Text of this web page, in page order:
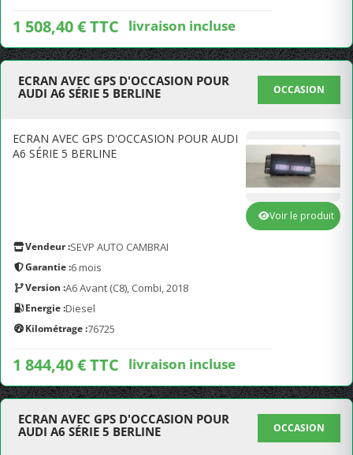
1 508,40 € TTC livraison incluse
ECRAN AVEC GPS D'OCCASION POUR
AUDI A6 SÉRIE 5 BERLINE
OCCASION
ECRAN AVEC GPS D'OCCASION POUR AUDI
A6 SÉRIE 5 BERLINE
Vendeur :SEVP AUTO CAMBRAI
Garantie :6 mois
Version :A6 Avant (C8), Combi, 2018
Energie :Diesel
Kilométrage :76725
1 844,40 € TTC livraison incluse
Voir le produit
ECRAN AVEC GPS D'OCCASION POUR
AUDI A6 SÉRIE 5 BERLINE
OCCASION